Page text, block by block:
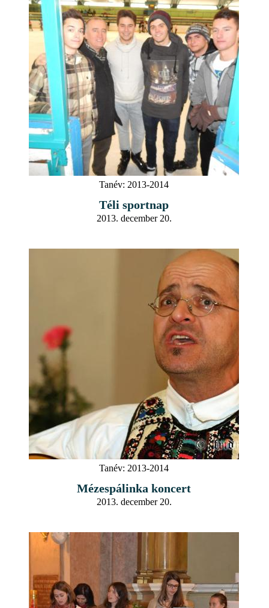
Tanév: 2013-2014
Téli sportnap
2013. december 20.
Tanév: 2013-2014
Mézespálinka koncert
2013. december 20.